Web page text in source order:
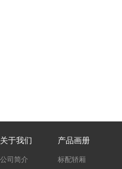
关于我们
公司简介
产品画册
标配轿厢